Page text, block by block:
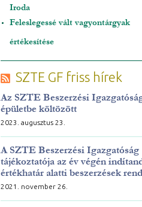
Iroda
Feleslegessé vált vagyontárgyak
értékesítése
SZTE GF friss hírek
Az SZTE Beszerzési
épületbe költözött
2023. augusztus 23.
A SZTE Beszerzési Igazgatóság
tájékoztatója az év végén
értékhatár alatti beszerzések
2021. november 26.